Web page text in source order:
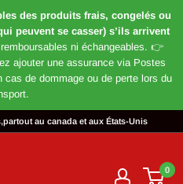
des produits frais, congelés ou
peuvent se casser) s’ils arrivent
ni échangeables. 👉
ajouter une assurance via Postes
de dommage ou de perte lors du
au canada et aux États-Unis
0